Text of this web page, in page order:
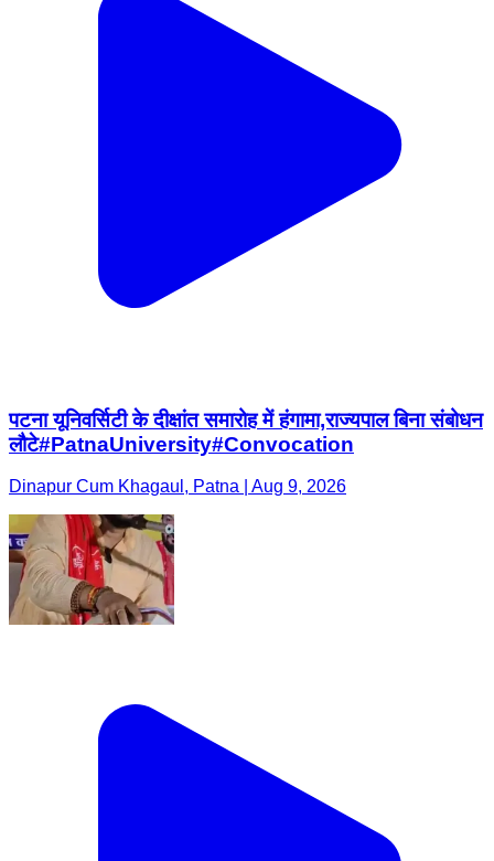
पटना यूनिवर्सिटी के दीक्षांत समारोह में हंगामा,राज्यपाल बिना संबोधन
लौटे#PatnaUniversity#Convocation
Dinapur Cum Khagaul, Patna | Aug 9, 2026